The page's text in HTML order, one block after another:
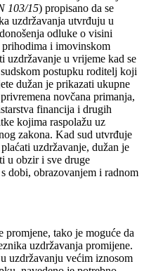
103/15) propisano da se
uzdržavanja utvrđuju u
odluke o visini
i imovinskom
uzdržavanje u vrijeme kad se
postupku roditelj koji
dužan je prikazati ukupne
novčana primanja,
financija i drugih
kojima raspolažu uz
zakona. Kad sud utvrđuje
uzdržavanje, dužan je
u obzir i sve druge
dobi, obrazovanjem i radnom
promjene, tako je moguće da
uzdržavanja promijene.
uzdržavanju većim iznosom